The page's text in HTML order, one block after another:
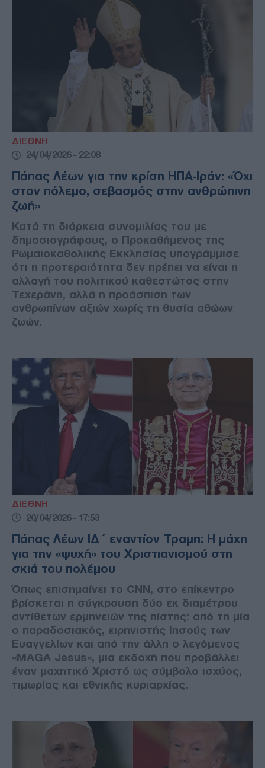
ΔΙΕΘΝΗ
24/04/2026 - 22:08
Πάπας Λέων για την κρίση ΗΠΑ-Ιράν: «Όχι
στον πόλεμο, σεβασμός στην ανθρώπινη
ζωή»
Κατά τη διάρκεια συνομιλίας του με
δημοσιογράφους, ο Προκαθήμενος της
Ρωμαιοκαθολικής Εκκλησίας υπογράμμισε
ότι η προτεραιότητα δεν πρέπει να είναι η
αλλαγή του πολιτικού καθεστώτος στην
Τεχεράνη, αλλά η προάσπιση των
ανθρωπίνων αξιών χωρίς τη θυσία αθώων
ζωών.
ΔΙΕΘΝΗ
20/04/2026 - 17:53
Πάπας Λέων ΙΔ΄ εναντίον Τραμπ: Η μάχη
για την «ψυχή» του Χριστιανισμού στη
σκιά του πολέμου
Όπως επισημαίνει το CNN, στο επίκεντρο
βρίσκεται η σύγκρουση δύο εκ διαμέτρου
αντίθετων ερμηνειών της πίστης: από τη μία
ο παραδοσιακός, ειρηνιστής Ιησούς των
Ευαγγελίων και από την άλλη ο λεγόμενος
«MAGA Jesus», μια εκδοχή που προβάλλει
έναν μαχητικό Χριστό ως σύμβολο ισχύος,
τιμωρίας και εθνικής κυριαρχίας.